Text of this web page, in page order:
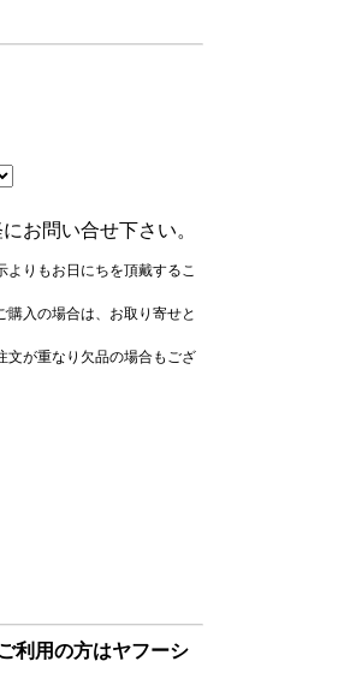
お問い合せ下さい。
よりもお日にちを頂戴するこ
購入の場合は、お取り寄せと
文が重なり欠品の場合もござ
利用の方はヤフーシ